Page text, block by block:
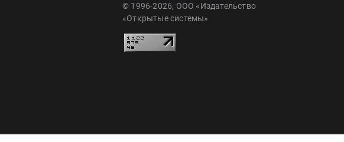
© 1996-2026, ООО «Издательство
«Открытые системы»